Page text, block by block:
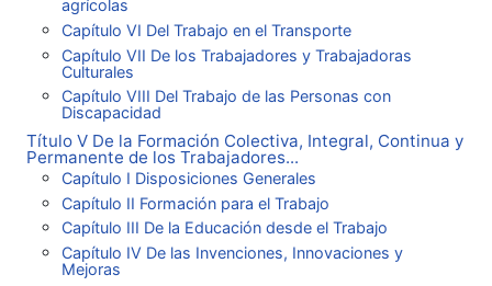
agrícolas
Capítulo VI Del Trabajo en el Transporte
Capítulo VII De los Trabajadores y Trabajadoras
Culturales
Capítulo VIII Del Trabajo de las Personas con
Discapacidad
Título V De la Formación Colectiva, Integral, Continua y
Permanente de los Trabajadores...
Capítulo I Disposiciones Generales
Capítulo II Formación para el Trabajo
Capítulo III De la Educación desde el Trabajo
Capítulo IV De las Invenciones, Innovaciones y
Mejoras